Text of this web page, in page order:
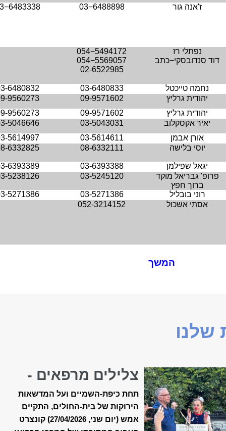
ז'אנה גור 03−6488898
נפתלי רז
דוד סנדובסקי−כתב
054−5494172
054−5569057
02-6522985
נחמה טייכטל 03-6480833
6480832
יהודית גרליץ
09-9571602
9560273
יהודית גרליץ
09-9571602
9560273
יאיר אקסקלוב
03-5043031
5046646
אורן אבמן
03-5614611
5614997
יוסי בלישה
08-6332111
6332825
יגאל שפילמן 03-6393388
6393389
פרופ' גבריאל מוקד
ברוך חפץ
03-5245120
5238126
רוני בובליל 03-5271386
5271386
אסתי אשכול
052-3214152
המשך
שלנו
צלילים מרפאים -
קונצרט האביב ה-18
של ״מאיר״
תחת כיפת-השמיים ועל המדשאות
הירוקות של בית-החולים, התקיים
אמש (יום שני, 27/04/2026) קונצרט